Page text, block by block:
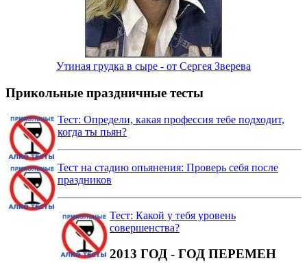
Утиная грудка в сыре - от Сергея Зверева
Прикольные праздничные тесты
Тест: Определи, какая профессия тебе подходит,
когда ты пьян?
Тест на стадию опьянения: Проверь себя после
праздников
Тест: Какой у тебя уровень
совершенства?
2013 ГОД - ГОД ПЕРЕМЕН